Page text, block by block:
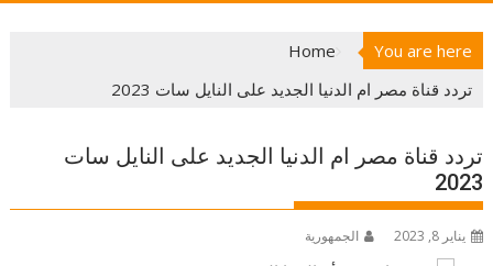
You are here
Home
تردد قناة مصر ام الدنيا الجديد على النايل سات 2023
تردد قناة مصر ام الدنيا الجديد على النايل سات
2023
يناير 8, 2023 الجمهورية